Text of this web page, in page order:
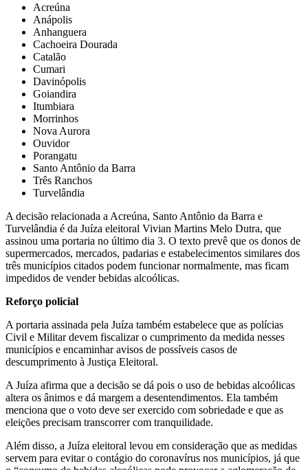
Acreúna
Anápolis
Anhanguera
Cachoeira Dourada
Catalão
Cumari
Davinópolis
Goiandira
Itumbiara
Morrinhos
Nova Aurora
Ouvidor
Porangatu
Santo Antônio da Barra
Três Ranchos
Turvelândia
A decisão relacionada a Acreúna, Santo Antônio da Barra e
Turvelândia é da Juíza eleitoral Vivian Martins Melo Dutra, que
assinou uma portaria no último dia 3. O texto prevê que os donos de
supermercados, mercados, padarias e estabelecimentos similares dos
três municípios citados podem funcionar normalmente, mas ficam
impedidos de vender bebidas alcoólicas.
Reforço policial
A portaria assinada pela Juíza também estabelece que as polícias
Civil e Militar devem fiscalizar o cumprimento da medida nesses
municípios e encaminhar avisos de possíveis casos de
descumprimento à Justiça Eleitoral.
A Juíza afirma que a decisão se dá pois o uso de bebidas alcoólicas
altera os ânimos e dá margem a desentendimentos. Ela também
menciona que o voto deve ser exercido com sobriedade e que as
eleições precisam transcorrer com tranquilidade.
Além disso, a Juíza eleitoral levou em consideração que as medidas
servem para evitar o contágio do coronavírus nos municípios, já que